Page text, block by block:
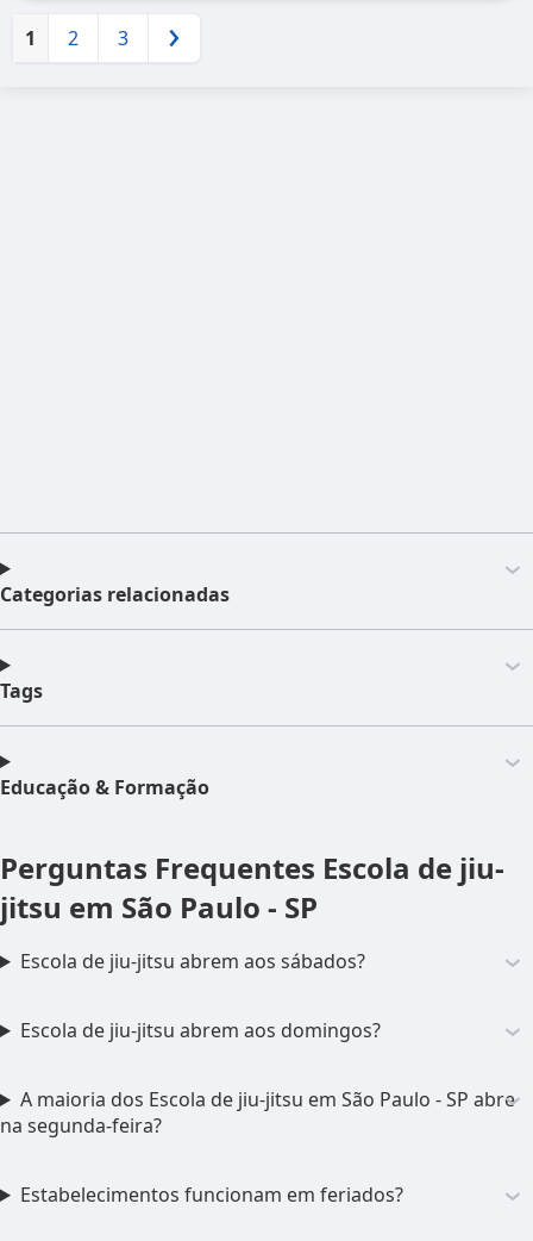
1 2 3 Próximo
Categorias relacionadas
Tags
Educação & Formação
Perguntas Frequentes Escola de jiu-
jitsu em São Paulo - SP
Escola de jiu-jitsu abrem aos sábados?
Escola de jiu-jitsu abrem aos domingos?
A maioria dos Escola de jiu-jitsu em São Paulo - SP abre
na segunda-feira?
Estabelecimentos funcionam em feriados?